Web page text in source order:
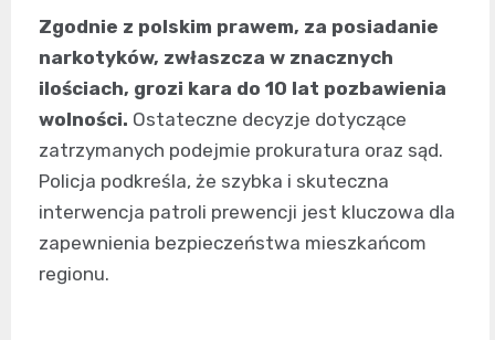
Zgodnie z polskim prawem, za posiadanie
narkotyków, zwłaszcza w znacznych
ilościach, grozi kara do 10 lat pozbawienia
wolności. Ostateczne decyzje dotyczące
zatrzymanych podejmie prokuratura oraz sąd.
Policja podkreśla, że szybka i skuteczna
interwencja patroli prewencji jest kluczowa dla
zapewnienia bezpieczeństwa mieszkańcom
regionu.